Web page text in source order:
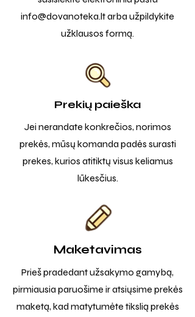
info@dovanoteka.ltarba užpildykite
užklausos formą.
Prekių paieška
Jei nerandate konkrečios, norimos
prekės, mūsų komanda padės surasti
prekes, kurios atitiktų visus keliamus
lūkesčius.
Maketavimas
Prieš pradedant užsakymo gamybą,
pirmiausia paruošime ir atsiųsime prekės
maketą, kad matytumėte tikslią prekės